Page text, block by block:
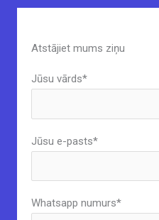
Atstājiet mums ziņu
Jūsu vārds*
Jūsu e-pasts*
Whatsapp numurs*